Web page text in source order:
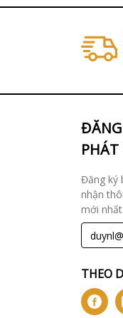
PHÁT
Đăng ký
nhận
mới nhất.
THEO